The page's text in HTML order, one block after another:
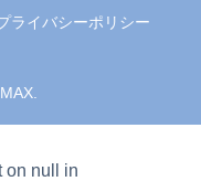
ライバシーポリシー
on null in